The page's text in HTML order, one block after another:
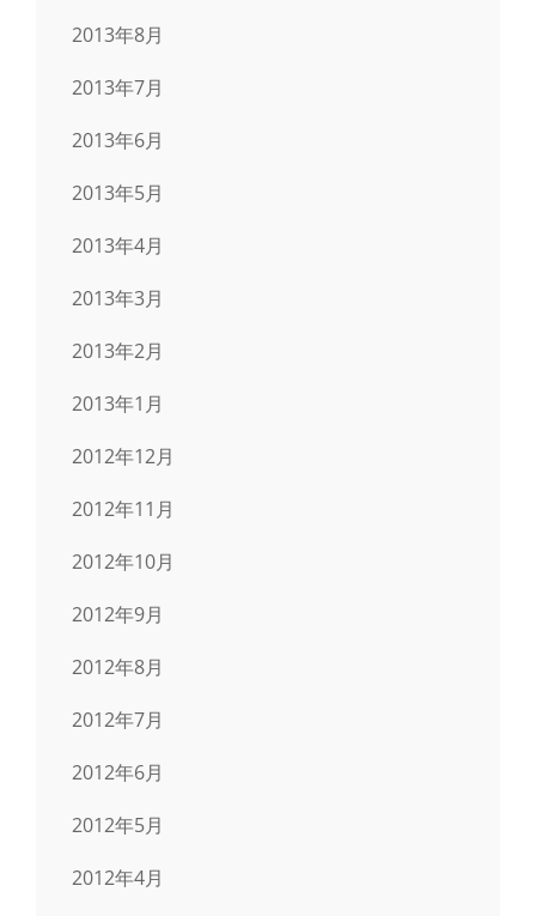
2013年8月
2013年7月
2013年6月
2013年5月
2013年4月
2013年3月
2013年2月
2013年1月
2012年12月
2012年11月
2012年10月
2012年9月
2012年8月
2012年7月
2012年6月
2012年5月
2012年4月